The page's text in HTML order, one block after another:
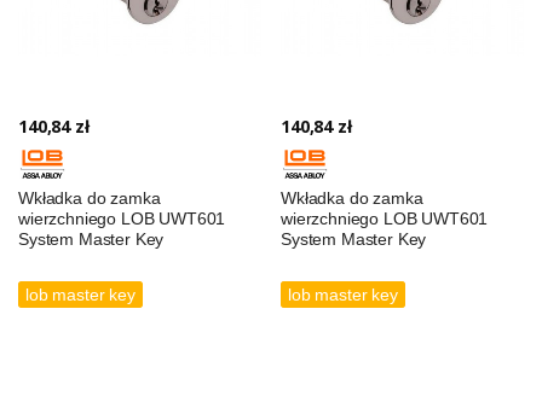
140,84 zł
Wkładka do zamka
wierzchniego LOB UWT601
System Master Key
lob master key
140,84 zł
Wkładka do zamka
wierzchniego LOB UWT601
System Master Key
lob master key